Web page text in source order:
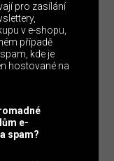
pro zasílání
v e-shopu,
případě
kde je
hostované na
e-
spam?